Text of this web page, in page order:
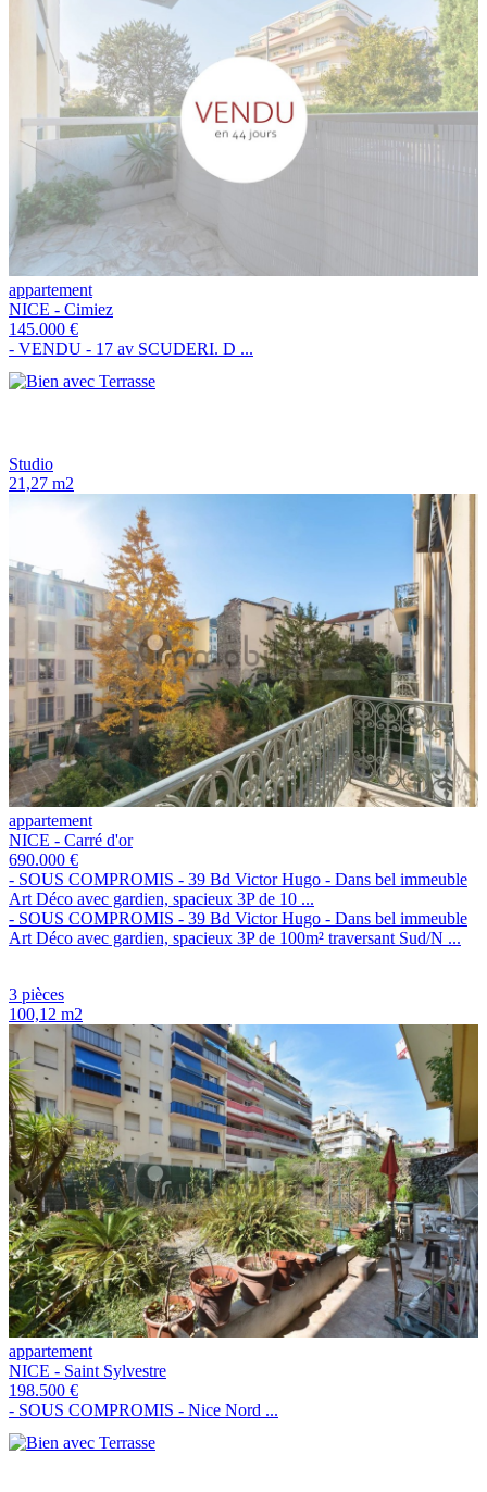
appartement
NICE - Cimiez
145.000 €
- VENDU - 17 av SCUDERI. D ...
Studio
21,27 m2
appartement
NICE - Carré d'or
690.000 €
- SOUS COMPROMIS - 39 Bd Victor Hugo - Dans bel immeuble
Art Déco avec gardien, spacieux 3P de 10 ...
- SOUS COMPROMIS - 39 Bd Victor Hugo - Dans bel immeuble
Art Déco avec gardien, spacieux 3P de 100m² traversant Sud/N ...
3 pièces
100,12 m2
appartement
NICE - Saint Sylvestre
198.500 €
- SOUS COMPROMIS - Nice Nord ...